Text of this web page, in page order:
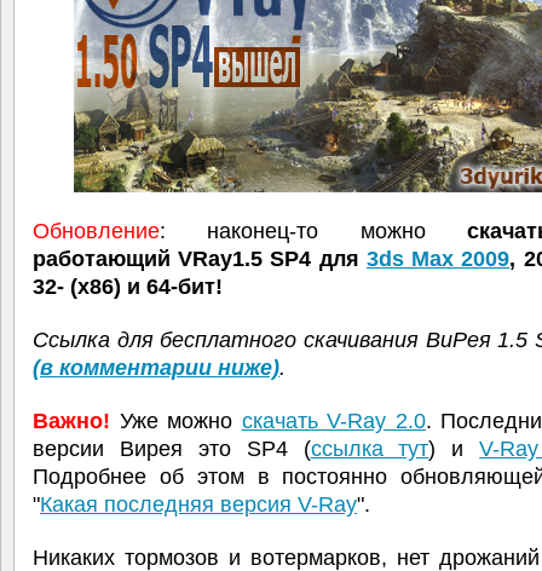
Обновление: наконец-то можно
работающий VRay1.5 SP4 для 3ds Max 2009,
32- (x86) и 64-бит!
Ссылка для бесплатного скачивания ВиРея 1.5
(в комментарии ниже).
Важно! Уже можно скачать V-Ray 2.0.
версии Вирея это SP4 (ссылка тут) иV-
Подробнее об этом в постоянно
"Какая последняя версия V-Ray".
Никаких тормозов и вотермарков, нет